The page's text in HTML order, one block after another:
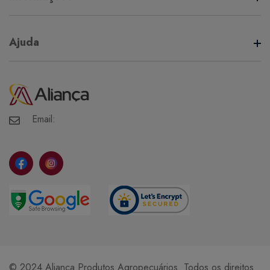
Termos de Uso
Ajuda
Minha Conta
Meus Pedidos
Meus Favoritos
Email: